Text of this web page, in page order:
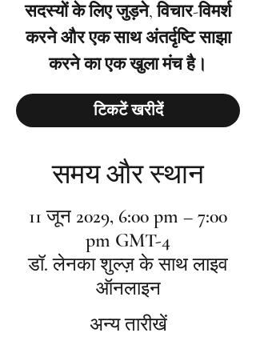
सदस्यों के लिए जुड़ने, विचार-विमर्श
करने और एक साथ अंतर्दृष्टि साझा
करने का एक खुला मंच है।
टिकटें खरीदें
समय और स्थान
11 जून 2029, 6:00 pm – 7:00
pm GMT-4
डॉ. लेनका शुल्ज़ के साथ लाइव
ऑनलाइन
अन्य तारीखें